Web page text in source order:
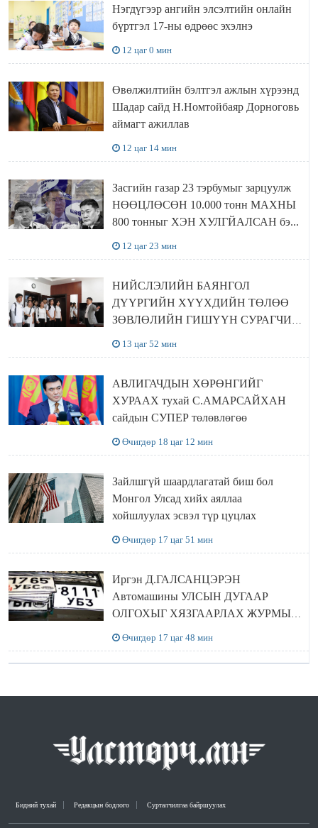
Нэгдүгээр ангийн элсэлтийн онлайн
бүртгэл 17-ны өдрөөс эхэлнэ
12 цаг 0 мин
Өвөлжилтийн бэлтгэл ажлын хүрээнд
Шадар сайд Н.Номтойбаяр Дорноговь
аймагт ажиллав
12 цаг 14 мин
Засгийн газар 23 тэрбумыг зарцуулж
НӨӨЦЛӨСӨН 10.000 тонн МАХНЫ
800 тонныг ХЭН ХУЛГЙАЛСАН бэ...
12 цаг 23 мин
НИЙСЛЭЛИЙН БАЯНГОЛ
ДҮҮРГИЙН ХҮҮХДИЙН ТӨЛӨӨ
ЗӨВЛӨЛИЙН ГИШҮҮН СУРАГЧИД
13 цаг 52 мин
АВЛИГАЧДЫН ХӨРӨНГИЙГ
ХУРААХ тухай С.АМАРСАЙХАН
сайдын СУПЕР төлөвлөгөө
Өчигдөр 18 цаг 12 мин
Зайлшгүй шаардлагатай биш бол
Монгол Улсад хийх аяллаа
хойшлуулах эсвэл түр цуцлах
Өчигдөр 17 цаг 51 мин
Иргэн Д.ГАЛСАНЦЭРЭН
Автомашины УЛСЫН ДУГААР
ОЛГОХЫГ ХЯЗГААРЛАХ ЖУРМЫГ
Өчигдөр 17 цаг 48 мин
Бидний тухай Редакцын бодлого Сурталчилгаа байршуулах